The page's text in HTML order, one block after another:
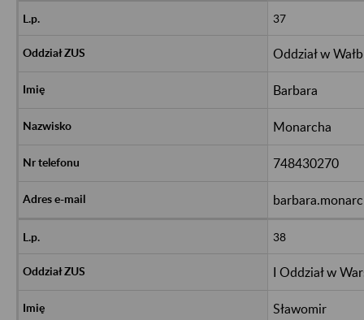
37
Oddział w
Barbara
Monarcha
748430270
38
I Oddział w
Sławomir